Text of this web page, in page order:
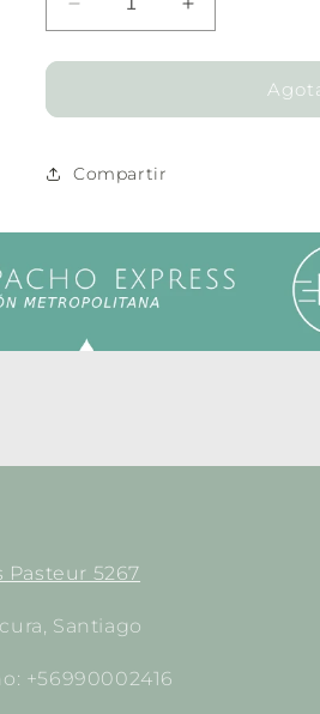
Reducir
cantidad
para
Aclaradora
Manchas
50ml
Aumentar
cantidad
para
Aclaradora
Compartir
Pasteur 5267
Santiago
+56990002416